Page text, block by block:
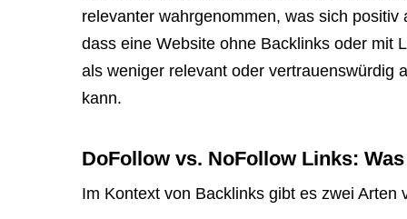
relevanter wahrgenommen, was sich
dass eine Website ohne Backlinks oder mit
als weniger relevant oder vertrauenswürdig
kann.
DoFollow vs. NoFollow Links:
Im Kontext von Backlinks gibt es zwei Arten